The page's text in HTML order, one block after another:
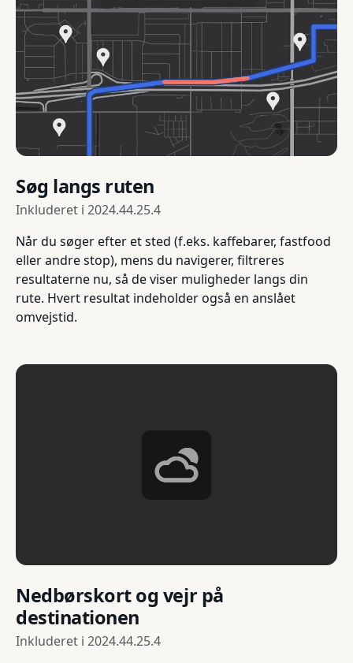
Søg langs ruten
Inkluderet i 2024.44.25.4
Når du søger efter et sted (f.eks. kaffebarer, fastfood
eller andre stop), mens du navigerer, filtreres
resultaterne nu, så de viser muligheder langs din
rute. Hvert resultat indeholder også en anslået
omvejstid.
Nedbørskort og vejr på
destinationen
Inkluderet i 2024.44.25.4